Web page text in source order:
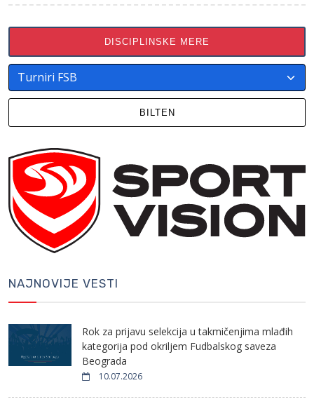
DISCIPLINSKE MERE
BILTEN
NAJNOVIJE VESTI
Rok za prijavu selekcija u takmičenjima mlađih
kategorija pod okriljem Fudbalskog saveza
Beograda
10.07.2026